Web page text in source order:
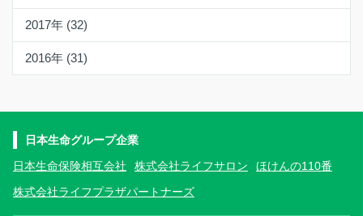
2017年 (32)
2016年 (31)
日本生命グループ企業
日本生命保険相互会社
株式会社ライフサロン
ほけんの110番
株式会社ライフプラザパートナーズ